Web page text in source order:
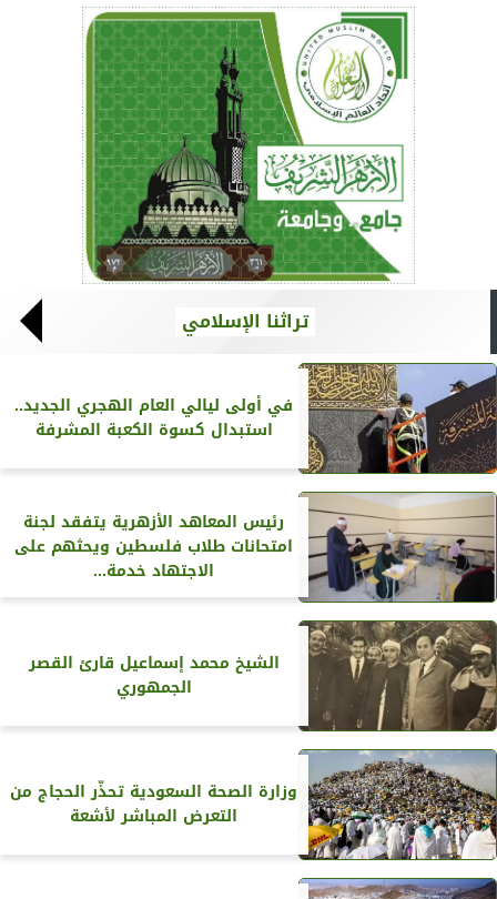
تراثنا الإسلامي
في أولى ليالي العام الهجري الجديد..
استبدال كسوة الكعبة المشرفة
رئيس المعاهد الأزهرية يتفقد لجنة
امتحانات طلاب فلسطين ويحثهم على
الاجتهاد خدمة...
الشيخ محمد إسماعيل قارئ القصر
الجمهوري
وزارة الصحة السعودية تحذّر الحجاج من
التعرض المباشر لأشعة